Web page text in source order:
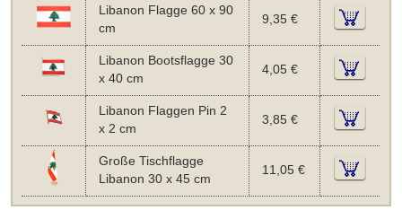
Libanon Flagge 60 x 90
cm
9,35 €
Libanon Bootsflagge 30
x 40 cm
4,05 €
Libanon Flaggen Pin 2
x 2 cm
3,85 €
Große Tischflagge
Libanon 30 x 45 cm
11,05 €